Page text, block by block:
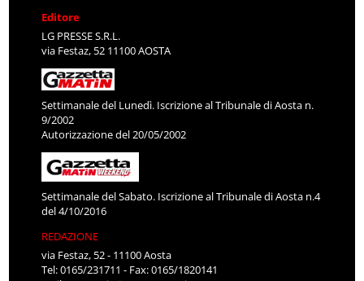
Editore
LG PRESSE S.R.L.
via Festaz, 52 11100 AOSTA
Settimanale del Lunedì. Iscrizione al Tribunale di Aosta n.
9/2002
Autorizzazione del 20/05/2002
Settimanale del Sabato. Iscrizione al Tribunale di Aosta n.4
del 4/10/2016
REDAZIONE
via Festaz, 52 - 11100 Aosta
Tel: 0165/231711 - Fax: 0165/1820141